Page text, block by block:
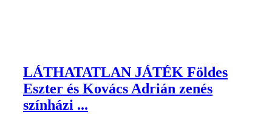
LÁTHATATLAN JÁTÉK Földes
Eszter és Kovács Adrián zenés
színházi ...